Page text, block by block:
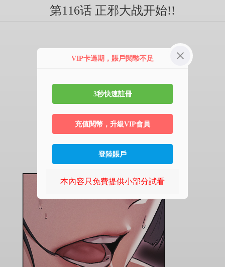
第116话 正邪大战开始!!
VIP卡過期，賬戶閱幣不足
3秒快速註冊
充值閱幣，升級VIP會員
登陸賬戶
本內容只免費提供小部分試看